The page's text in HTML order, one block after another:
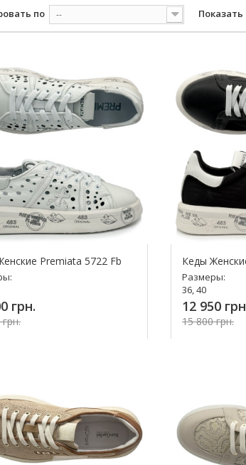
по -- Показать
Premiata 5722 Fb
грн.
Кеды
Размеры:
36, 40
12 950
15 800 грн.